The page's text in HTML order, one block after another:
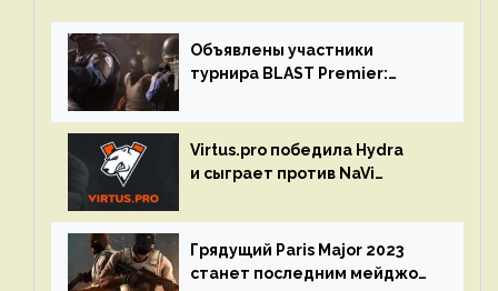
Объявлены участники
турнира BLAST Premier:
Virtus.pro победила Hydra
и сыграет против NaVi
Грядущий Paris Major 2023
станет последним мейджор-